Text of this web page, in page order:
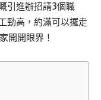
引進辦招請3個職
勁高，約滿可以攞走
開開眼界！